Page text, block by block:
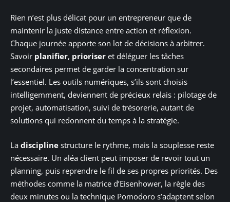
Rien n’est plus délicat pour un entrepreneur que de
maintenir la juste distance entre action et réflexion.
Chaque journée apporte son lot de décisions à arbitrer.
Savoir planifier, prioriser et déléguer les tâches
secondaires permet de garder la concentration sur
l’essentiel. Les outils numériques, s’ils sont choisis
intelligemment, deviennent de précieux relais : pilotage de
projet, automatisation, suivi de trésorerie, autant de
solutions qui redonnent du temps à la stratégie.
La discipline structure le rythme, mais la souplesse reste
nécessaire. Un aléa client peut imposer de revoir tout un
planning, puis reprendre le fil de ses propres priorités. Des
méthodes comme la matrice d’Eisenhower, la règle des
deux minutes ou la technique Pomodoro s’adaptent selon